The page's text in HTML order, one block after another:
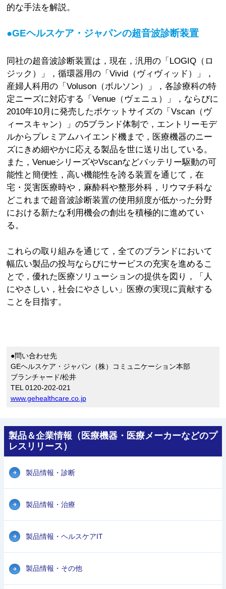
的な手法を解説。
●GEヘルスケア・ジャパンの超音波診断装置
同社の超音波診断装置は，現在，汎用の「LOGIQ（ロ
ジック）」，循環器用の「Vivid（ヴィヴィッド）」，
産婦人科用の「Voluson（ボルソン）」，各診療科の特
定ニーズに対応する「Venue（ヴェニュ）」，ならびに
2010年10月に発売したポケットサイズの「Vscan（ヴ
ィースキャン）」の5ブランド体制で，エントリーモデ
ルからプレミアムハイエンド機まで，医療機器のニー
ズにきめ細やかに応える製品を世に送り出している。
また，VenueシリーズやVscanなどバッテリー駆動の可
能性と簡便性，高い機能性を誇る装置を通じて，在
宅・災害医療時や，麻酔科や整形外科，リウマチ科な
どこれまで超音波診断装置の使用頻度が低かった分野
における新たな利用機会の創出を積極的に進めてい
る。
これらの取り組みを通じて，全てのブランドにおいて
幅広い製品の投与ならびにサービスの充実を進めるこ
とで，優れた医療ソリューションの提供を図り，「人
にやさしい，社会にやさしい」医療の実現に貢献する
ことを目指す。
●問い合わせ先
GEヘルスケア・ジャパン（株）コミュニケーション本部
ブランチャード/松井
TEL 0120-202-021
www.gehealthcare.co.jp
製品＆企業情報（医療機器・医療メーカーなどのプ
レスリリース）
製品情報・診断
製品情報・治療
製品情報・ヘルスケアIT
製品情報・その他